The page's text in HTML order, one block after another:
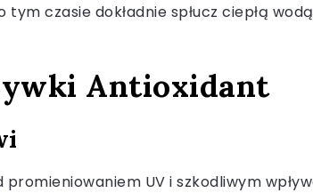
tym czasie dokładnie spłucz ciepłą
Antioxidant
UV i szkodliwym